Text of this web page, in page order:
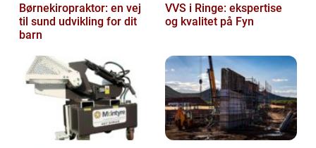
Børnekiropraktor: en vej
til sund udvikling for dit
barn
VVS i Ringe: ekspertise
og kvalitet på Fyn